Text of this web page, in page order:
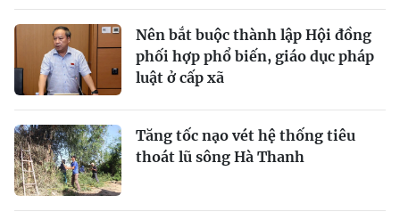
Nên bắt buộc thành lập Hội đồng
phối hợp phổ biến, giáo dục pháp
luật ở cấp xã
Tăng tốc nạo vét hệ thống tiêu
thoát lũ sông Hà Thanh